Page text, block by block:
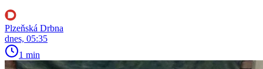
Plzeňská Drbna
dnes, 05:35
1 min